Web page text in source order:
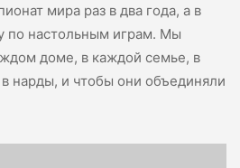
мира раз в два года, а в
настольным играм. Мы
доме, в каждой семье, в
нарды, и чтобы они объединяли